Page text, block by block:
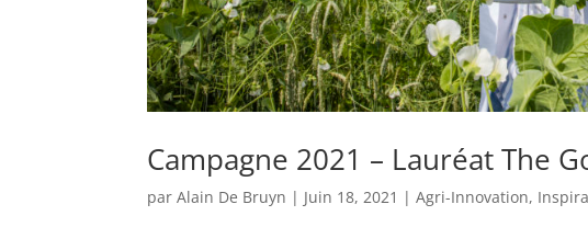
Campagne 2021 – Lauréat The
parAlain De Bruyn | Juin 18, 2021 |Agri-Innovation,